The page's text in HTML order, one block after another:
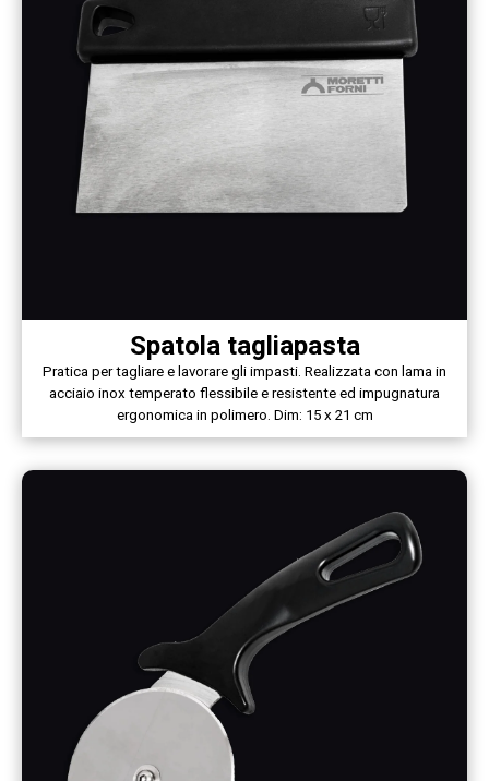
Spatola tagliapasta
Pratica per tagliare e lavorare gli impasti. Realizzata con lama in
acciaio inox temperato flessibile e resistente ed impugnatura
ergonomica in polimero. Dim: 15 x 21 cm